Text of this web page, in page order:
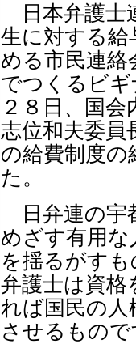
日本弁護士
生に対する給
める市民連絡
でつくるビ
２８日、国
志位和夫委員
の給費制度の
た。
日弁連の宇
めざす有用
を揺るがす
弁護士は資格
れば国民の人
させるもの